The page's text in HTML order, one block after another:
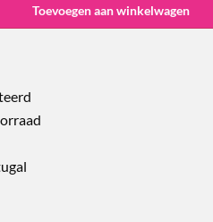
Toevoegen aan winkelwagen